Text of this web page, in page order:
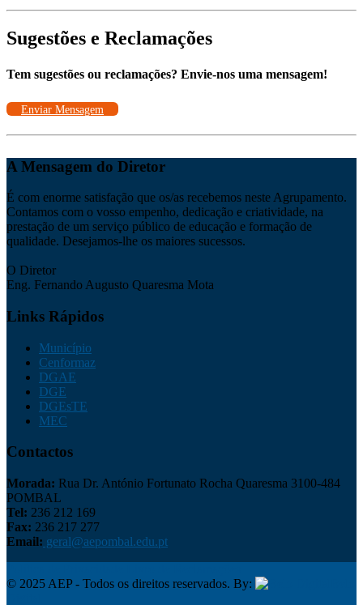
Sugestões e Reclamações
Tem sugestões ou reclamações? Envie-nos uma mensagem!
Enviar Mensagem
A Mensagem do Diretor
É com enorme satisfação que os/as recebemos neste Agrupamento.
Contamos com o vosso empenho, dedicação e criatividade, na
prestação de um serviço público de educação e formação de
qualidade. Desejamos-lhe os maiores sucessos.
O Diretor
Eng. Fernando Augusto Quaresma Mota
Links Rápidos
Município
Cenformaz
DGAE
DGE
DGEsTE
MEC
Contactos
Morada: Rua Dr. António Fortunato Rocha Quaresma 3100-484
POMBAL
Tel: 236 212 169
Fax: 236 217 277
Email: geral@aepombal.edu.pt
© 2025 AEP - Todos os direitos reservados. By: